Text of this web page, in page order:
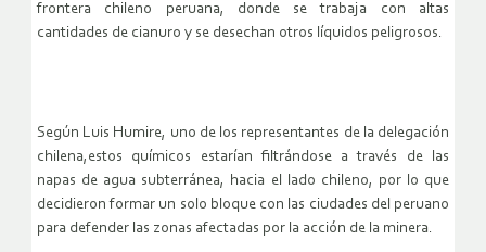
frontera chileno peruana, donde se trabaja con altas
cantidades de cianuro y se desechan otros líquidos peligrosos.
Según Luis Humire, uno de los representantes de la delegación
chilena,estos químicos estarían filtrándose a través de las
napas de agua subterránea, hacia el lado chileno, por lo que
decidieron formar un solo bloque con las ciudades del peruano
para defender las zonas afectadas por la acción de la minera.